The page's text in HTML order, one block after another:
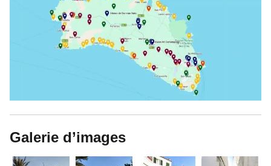
Galerie d’images